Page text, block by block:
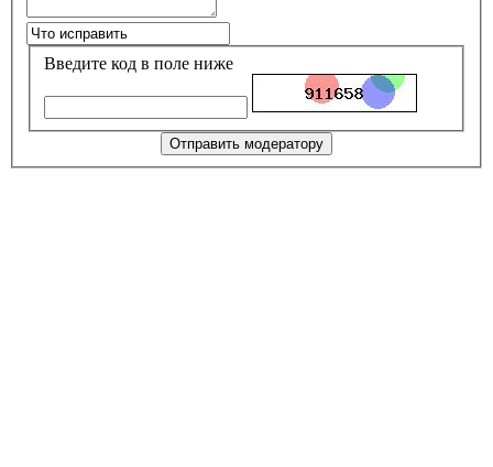
Введите код в поле ниже
Отправить модератору